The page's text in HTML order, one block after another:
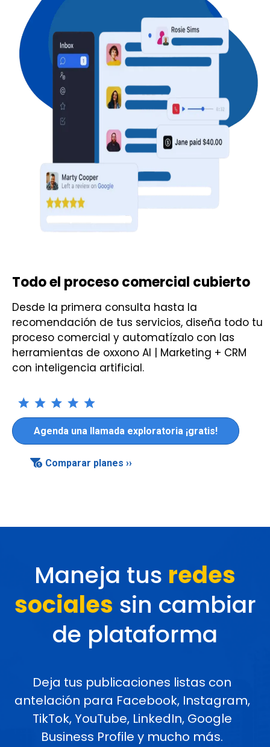
Todo el proceso comercial cubierto
Desde la primera consulta hasta la
recomendación de tus servicios, diseña todo tu
proceso comercial y automatízalo con las
herramientas de oxxono AI | Marketing + CRM
con inteligencia artificial.
Agenda una llamada exploratoria ¡gratis!
Comparar planes ››
Maneja tus redes
sociales sin cambiar
de plataforma
Deja tus publicaciones listas con
antelación para Facebook, Instagram,
TikTok, YouTube, LinkedIn, Google
Business Profile y mucho más.